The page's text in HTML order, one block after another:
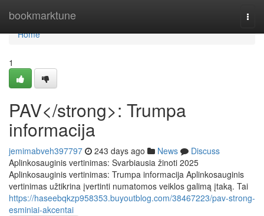
bookmarktune
Home
Home
1
PAV</strong>: Trumpa
informacija
jemimabveh397797 243 days ago News
Discuss
Aplinkosauginis vertinimas: Svarbiausia žinoti 2025
Aplinkosauginis vertinimas: Trumpa informacija Aplinkosauginis
vertinimas užtikrina įvertinti numatomos veiklos galimą įtaką. Tai
https://haseebqkzp958353.buyoutblog.com/38467223/pav-strong-
esminiai-akcentai